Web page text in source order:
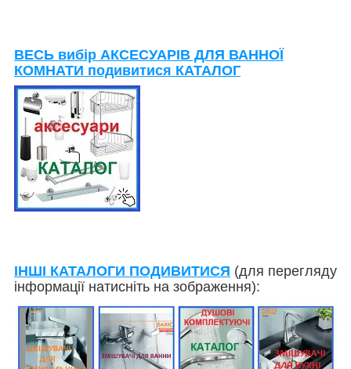
ВЕСЬ вибір АКСЕСУАРІВ ДЛЯ ВАННОЇ
КОМНАТИ подивитися КАТАЛОГ
ІНШІ КАТАЛОГИ ПОДИВИТИСЯ (для перегляду
інформації натисніть на зображення):